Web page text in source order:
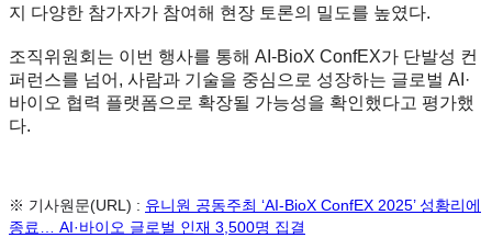
지 다양한 참가자가 참여해 현장 토론의 밀도를 높였다.
조직위원회는 이번 행사를 통해 AI-BioX ConfEX가 단발성 컨
퍼런스를 넘어, 사람과 기술을 중심으로 성장하는 글로벌 AI·
바이오 협력 플랫폼으로 확장될 가능성을 확인했다고 평가했
다.
※ 기사원문(URL) : 유니원 공동주최 ‘AI-BioX ConfEX 2025’ 성황리에
종료… AI·바이오 글로벌 인재 3,500명 집결